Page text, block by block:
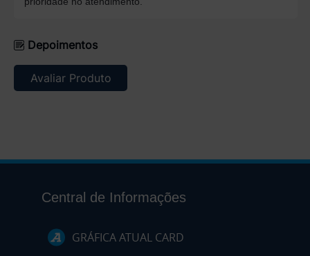
Depoimentos
Avaliar Produto
Central de Informações
GRÁFICA ATUAL CARD